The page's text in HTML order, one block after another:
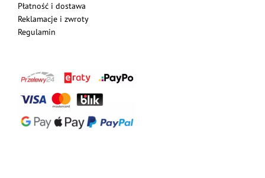
Płatność i dostawa
Reklamacje i zwroty
Regulamin